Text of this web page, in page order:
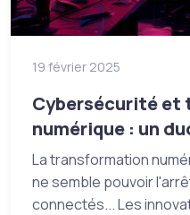
19 février 2025
Cybersécurité
numérique : un
La transformation
ne semble pouvoir
connectés... Les